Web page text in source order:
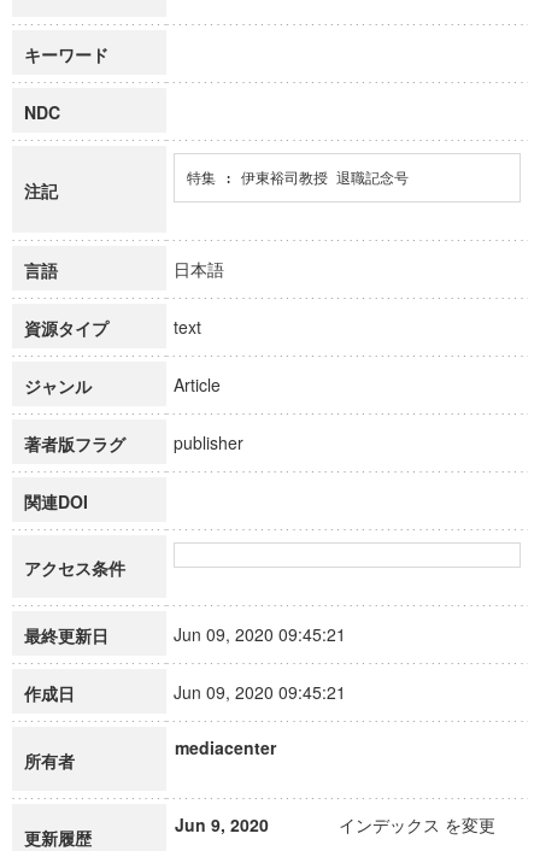
キーワード
NDC
注記
特集 : 伊東裕司教授 退職記念号
言語 日本語
資源タイプ text
ジャンル Article
著者版フラグ publisher
関連DOI
アクセス条件
最終更新日 Jun 09, 2020 09:45:21
作成日 Jun 09, 2020 09:45:21
所有者
mediacenter
更新履歴
Jun 9, 2020 インデックス を変更